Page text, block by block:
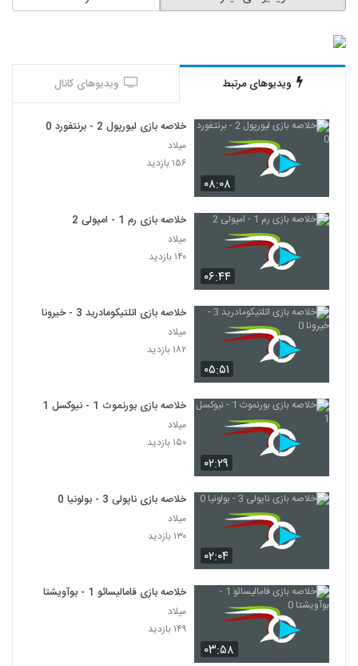
ویدیوهای مرتبط ویدیوهای کانال
۰۸:۰۸
خلاصه بازی لیورپول 2 - برنتفورد 0
میلاد
۱۵۶ بازدید
۰۶:۴۴
خلاصه بازی رم 1 - امپولی 2
میلاد
۱۴۰ بازدید
۰۵:۵۱
خلاصه بازی اتلتیکومادرید 3 - خیرونا 0
میلاد
۱۸۲ بازدید
۰۲:۲۹
خلاصه بازی بورنموث 1 - نیوکسل 1
میلاد
۱۵۰ بازدید
۰۲:۰۴
خلاصه بازی ناپولی 3 - بولونیا 0
میلاد
۱۳۰ بازدید
۰۳:۵۸
خلاصه بازی فامالیسائو 1 - بوآویشتا 0
میلاد
۱۴۹ بازدید